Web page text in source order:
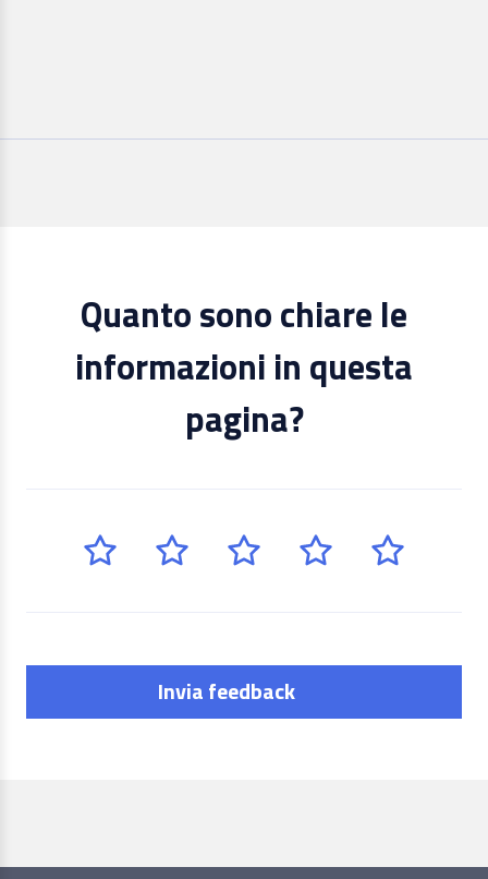
Quanto sono chiare le
informazioni in questa
pagina?
Invia feedback